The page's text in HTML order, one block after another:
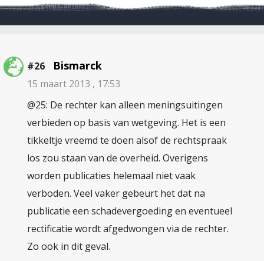
#26 Bismarck
15 maart 2013 , 17:53
@25: De rechter kan alleen meningsuitingen
verbieden op basis van wetgeving. Het is een
tikkeltje vreemd te doen alsof de rechtspraak
los zou staan van de overheid. Overigens
worden publicaties helemaal niet vaak
verboden. Veel vaker gebeurt het dat na
publicatie een schadevergoeding en eventueel
rectificatie wordt afgedwongen via de rechter.
Zo ook in dit geval.